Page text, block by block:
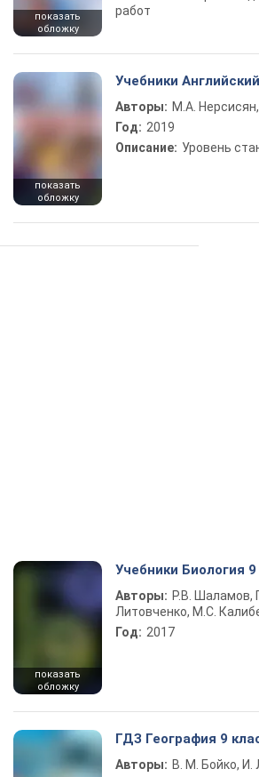
показать
обложку
работ
показать
обложку
Учебники
Авторы: М.А.
Год: 2019
Описание: Уровень
показать
обложку
Учебники Биология 9
Авторы: Р.В. Шаламов,
Литовченко, М.С.
Год: 2017
ГДЗ География 9
Авторы: В. М. Бойко, И.